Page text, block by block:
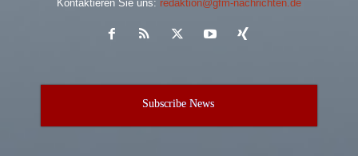
Kontaktieren Sie uns: redaktion@gfm-nachrichten.de
Subscribe News